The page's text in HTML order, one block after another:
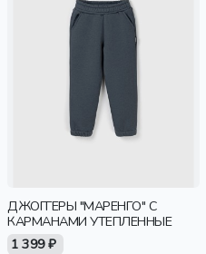
ДЖОГГЕРЫ "МАРЕНГО" С
КАРМАНАМИ УТЕПЛЕННЫЕ
1 399 ₽